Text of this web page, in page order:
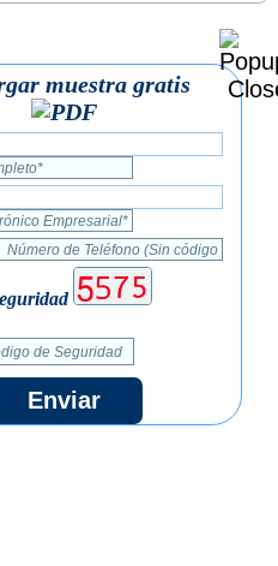
muestra gratis
Enviar